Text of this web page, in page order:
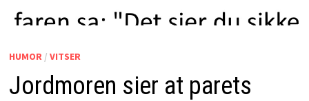
HUMOR/ VITSER
Jordmoren sier at parets